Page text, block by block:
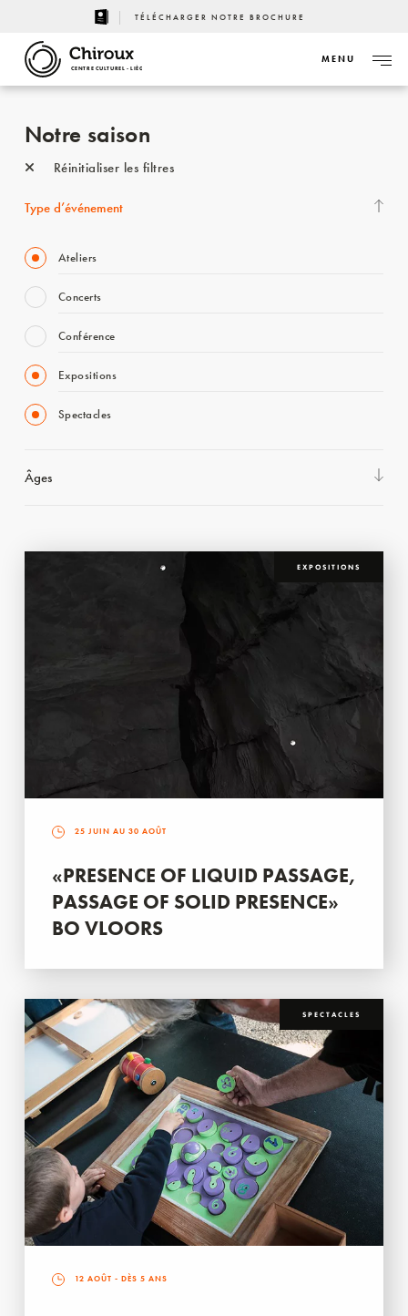
TÉLÉCHARGER NOTRE BROCHURE
CENTRE CULTUREL - LIÈGE
MENU
Notre saison
Réinitialiser les filtres
Type d’événement
Ateliers
Concerts
Conférence
Expositions
Spectacles
Âges
EXPOSITIONS
25 JUIN AU 30 AOÛT
«PRESENCE OF LIQUID PASSAGE,
PASSAGE OF SOLID PRESENCE»
BO VLOORS
SPECTACLES
12 AOÛT - DÈS 5 ANS